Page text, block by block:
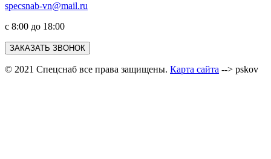
specsnab-vn@mail.ru
с 8:00 до 18:00
ЗАКАЗАТЬ ЗВОНОК
© 2021 Спецснаб все права защищены. Карта сайта --> pskov